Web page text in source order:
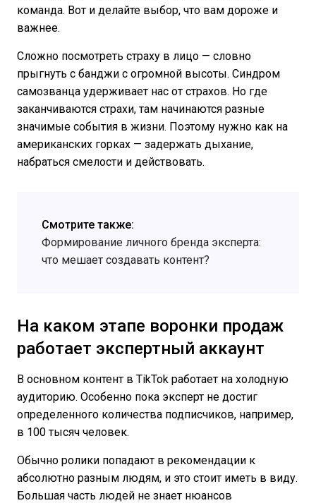
команда. Вот и делайте выбор, что вам дороже и
важнее.
Сложно посмотреть страху в лицо — словно
прыгнуть с банджи с огромной высоты. Синдром
самозванца удерживает нас от страхов. Но где
заканчиваются страхи, там начинаются разные
значимые события в жизни. Поэтому нужно как на
американских горках — задержать дыхание,
набраться смелости и действовать.
Смотрите также:
Формирование личного бренда эксперта:
что мешает создавать контент?
На каком этапе воронки продаж
работает экспертный аккаунт
В основном контент в TikTok работает на холодную
аудиторию. Особенно пока эксперт не достиг
определенного количества подписчиков, например,
в 100 тысяч человек.
Обычно ролики попадают в рекомендации к
абсолютно разным людям, и это стоит иметь в виду.
Большая часть людей не знает нюансов